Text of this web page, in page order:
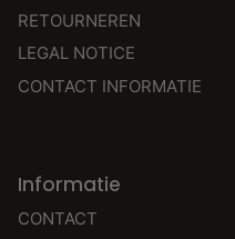
RETOURNEREN
LEGAL NOTICE
CONTACT INFORMATIE
Informatie
CONTACT